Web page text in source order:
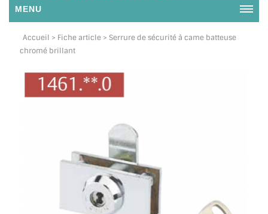
MENU
NOUS CONTACTER
DEMANDE DE DEVIS
SUIVI DE COMMANDE
TOUS LES TARIFS AU M2
GUIDE : CHOIX PAR UTILISATION
Accueil > Fiche article > Serrure de sécurité à came batteuse
chromé brillant